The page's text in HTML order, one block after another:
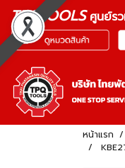
TPQTOOLSศูนย์รว
หน้าแรก